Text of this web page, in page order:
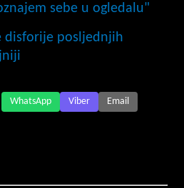
sebe u ogledalu"
disforije posljednjih
WhatsApp Viber Email